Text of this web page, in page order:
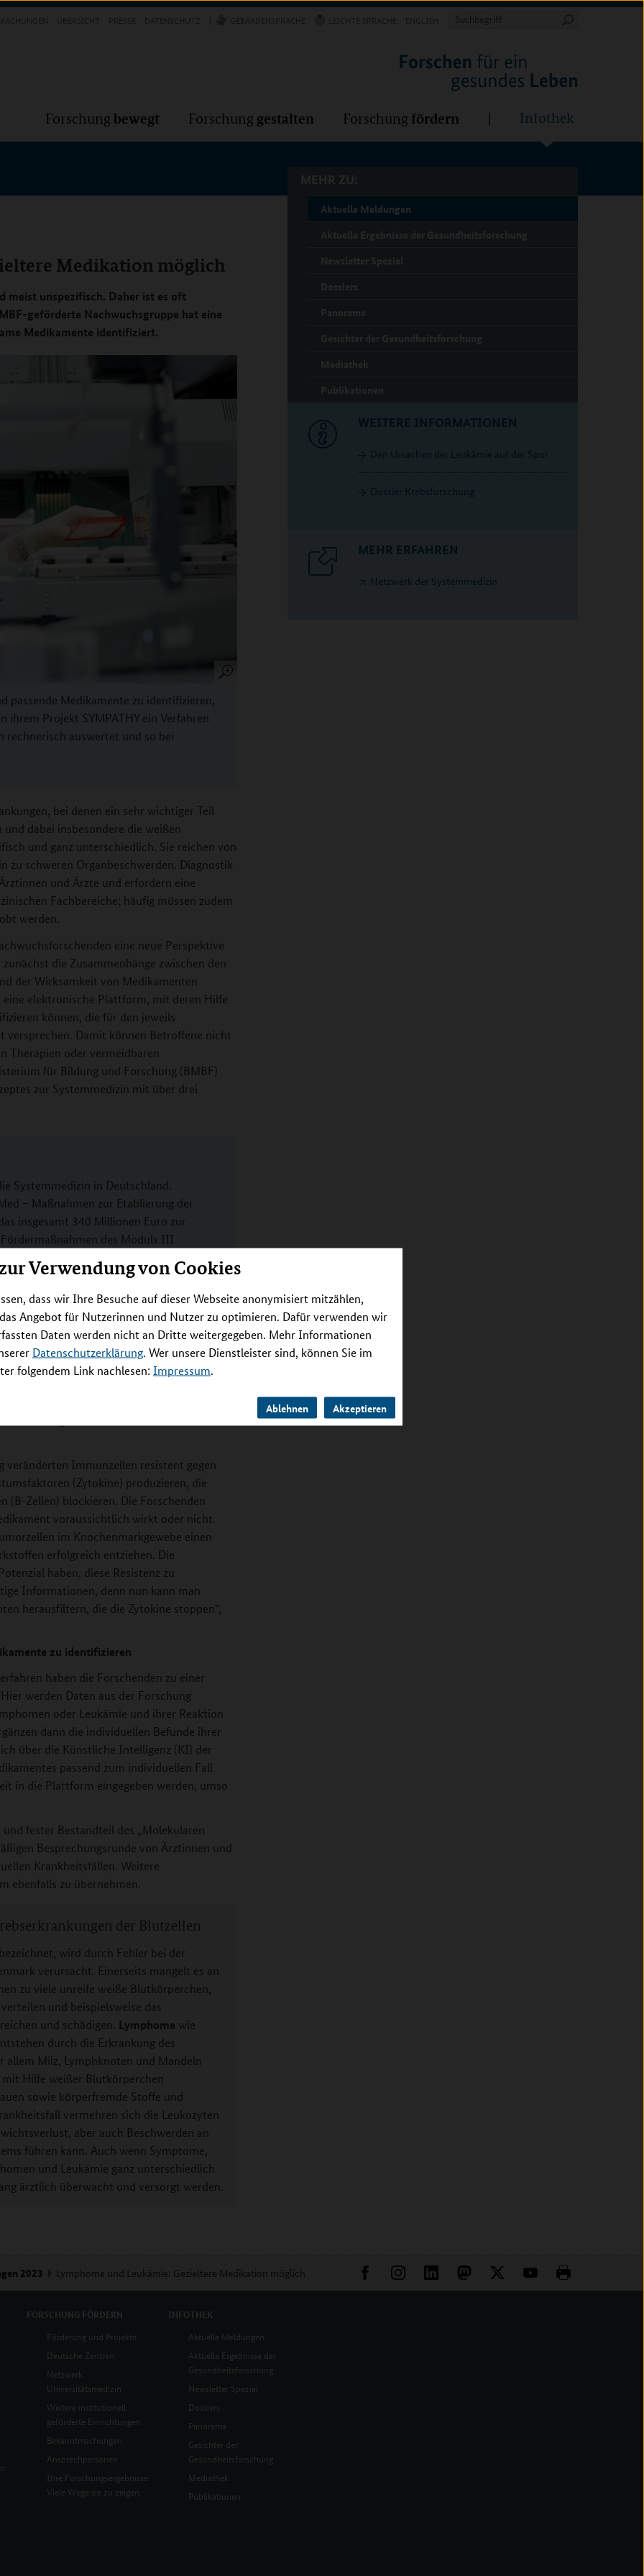
Verwendung von Cookies
dass wir Ihre Besuche auf dieser Webseite anonymisiert mitzählen,
Angebot für Nutzerinnen und Nutzer zu optimieren. Dafür verwenden wir
Daten werden nicht an Dritte weitergegeben. Mehr Informationen
Datenschutzerklärung. Wer unsere Dienstleister sind, können Sie im
folgendem Link nachlesen: Impressum.
Ablehnen Akzeptieren
Suchbegriff
Forschung bewegt Forschung gestalten Forschung fördern Infothek
Medikation möglich
meist unspezifisch. Daher ist es oft
geförderte Nachwuchsgruppe hat eine
Medikamente identifiziert.
passende Medikamente zu identifizieren,
Projekt SYMPATHY ein Verfahren
rechnerisch auswertet und so bei
bei denen ein sehr wichtiger Teil
dabei insbesondere die weißen
und ganz unterschiedlich. Sie reichen von
zu schweren Organbeschwerden. Diagnostik
und Ärzte und erfordern eine
Fachbereiche; häufig müssen zudem
werden.
eine neue Perspektive
die Zusammenhänge zwischen den
der Wirksamkeit von Medikamenten
elektronische Plattform, mit deren Hilfe
können, die für den jeweils
versprechen. Damit können Betroffene nicht
Therapien oder vermeidbaren
für Bildung und Forschung (BMBF)
zur Systemmedizin mit über drei
Systemmedizin in Deutschland.
– Maßnahmen zur Etablierung der
insgesamt 340 Millionen Euro zur
des Moduls III
an junge Wissenschaftlerinnen und
SYMPATHY ist Teil dieser
Einflussfaktoren
hat ein Screeningverfahren entwickelt,
Tumorzellen, die molekulare Umgebung
erfasst und ins Verhältnis
veränderten Immunzellen resistent gegen
(Zytokine) produzieren, die
(B-Zellen) blockieren. Die Forschenden
voraussichtlich wirkt oder nicht.
im Knochenmarkgewebe einen
erfolgreich entziehen. Die
haben, diese Resistenz zu
Informationen, denn nun kann man
herausfiltern, die die Zytokine stoppen“,
zu identifizieren
haben die Forschenden zu einer
werden Daten aus der Forschung
oder Leukämie und ihrer Reaktion
dann die individuellen Befunde ihrer
über die Künstliche Intelligenz (KI) der
passend zum individuellen Fall
in die Plattform eingegeben werden, umso
fester Bestandteil des „Molekularen
Besprechungsrunde von Ärztinnen und
Krankheitsfällen. Weitere
ebenfalls zu übernehmen.
der Blutzellen
wird durch Fehler bei der
verursacht. Einerseits mangelt es an
zu viele unreife weiße Blutkörperchen,
und beispielsweise das
und schädigen. Lymphome wie
durch die Erkrankung des
allem Milz, Lymphknoten und Mandeln
mit Hilfe weißer Blutkörperchen
sowie körperfremde Stoffe und
vermehren sich die Leukozyten
aber auch Beschwerden an
führen kann. Auch wenn Symptome,
und Leukämie ganz unterschiedlich
ärztlich überwacht und versorgt werden.
Aktuelle Meldungen
WEITERE INFORMATIONEN
Den Ursachen der Leukämie auf der Spur
Dossier Krebsforschung
MEHR ERFAHREN
Netzwerk der Systemmedizin
2023 Lymphome und Leukämie: Gezieltere Medikation möglich
FORSCHUNG FÖRDERN
Förderung und Projekte
Deutsche Zentren
Netzwerk
Universitätsmedizin
Weitere institutionell
geförderte Einrichtungen
Bekanntmachungen
Ansprechpersonen
Ihre Forschungsergebnisse.
Viele Wege sie zu zeigen.
INFOTHEK
Aktuelle Meldungen
Aktuelle Ergebnisse der
Gesundheitsforschung
Newsletter Spezial
Dossiers
Panorama
Gesichter der
Gesundheitsforschung
Mediathek
Publikationen
Forschung Forschung Forschung fördern Infothek